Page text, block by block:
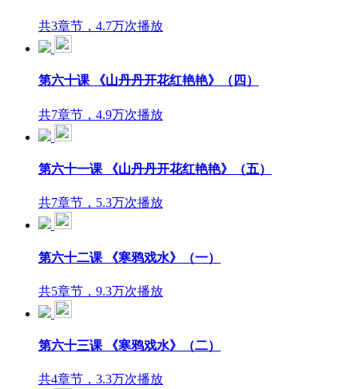
共3章节，4.7万次播放
第六十课 《山丹丹开花红艳艳》（四）
共7章节，4.9万次播放
第六十一课 《山丹丹开花红艳艳》（五）
共7章节，5.3万次播放
第六十二课 《寒鸦戏水》（一）
共5章节，9.3万次播放
第六十三课 《寒鸦戏水》（二）
共4章节，3.3万次播放